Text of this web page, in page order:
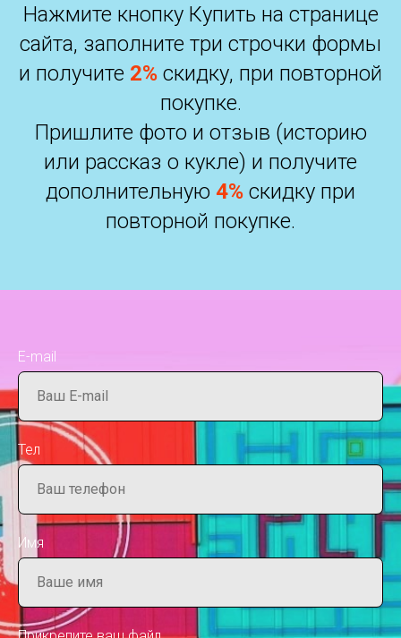
Нажмите кнопку Купить на странице
сайта, заполните три строчки формы
и получите 2% скидку, при повторной
покупке.
Пришлите фото и отзыв (историю
или рассказ о кукле) и получите
дополнительную 4% скидку при
повторной покупке.
E-mail
Тел
Имя